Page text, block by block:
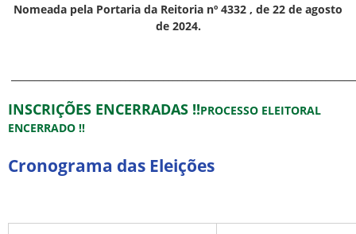
Nomeada pela Portaria da Reitoria nº 4332 , de 22 de agosto
de 2024.
INSCRIÇÕES ENCERRADAS !!PROCESSO ELEITORAL
ENCERRADO !!
Cronograma das Eleições